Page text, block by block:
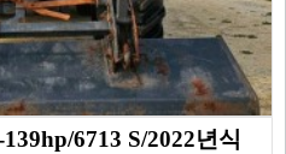
6713 S/2022년식